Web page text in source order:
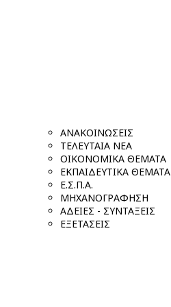
ΑΝΑΚΟΙΝΩΣΕΙΣ
ΤΕΛΕΥΤΑΙΑ ΝΕΑ
ΟΙΚΟΝΟΜΙΚΑ ΘΕΜΑΤΑ
ΕΚΠΑΙΔΕΥΤΙΚΑ ΘΕΜΑΤΑ
Ε.Σ.Π.Α.
ΜΗΧΑΝΟΓΡΑΦΗΣΗ
ΑΔΕΙΕΣ - ΣΥΝΤΑΞΕΙΣ
ΕΞΕΤΑΣΕΙΣ